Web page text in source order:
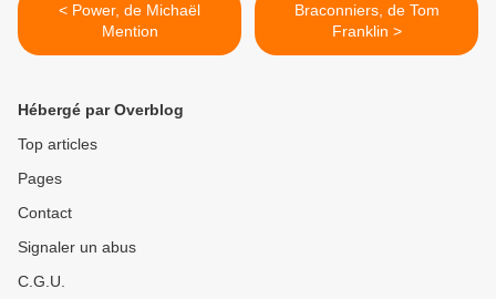
< Power, de Michaël
Mention
Braconniers, de Tom
Franklin >
Hébergé par Overblog
Top articles
Pages
Contact
Signaler un abus
C.G.U.